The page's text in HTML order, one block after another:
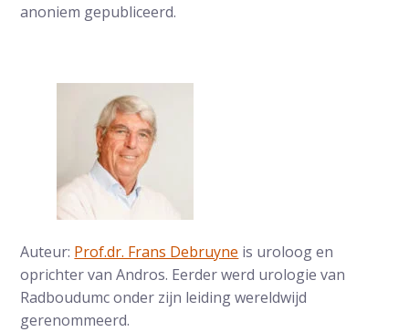
anoniem gepubliceerd.
Auteur: Prof.dr. Frans Debruyne is uroloog en
oprichter van Andros. Eerder werd urologie van
Radboudumc onder zijn leiding wereldwijd
gerenommeerd.